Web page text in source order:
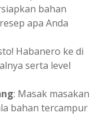
bahan
apa Anda
Habanero ke di
serta level
: Masak masakan
bahan tercampur